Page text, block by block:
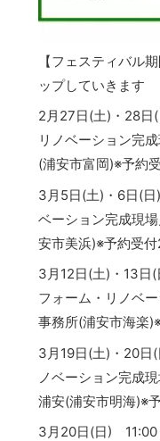
【フェスティバル
ップしていきます
2月27日(土)・28
リノベーション完
(浦安市富岡)※予約
3月5日(土)・6日(
ベーション完成現
安市美浜)※予約受
3月12日(土)・13
フォーム・リノベ
事務所(浦安市海楽
3月19日(土)・20
ノベーション完成
浦安(浦安市明海)※
3月20日(日)